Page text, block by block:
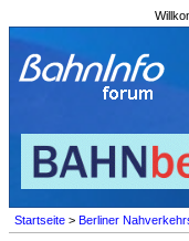
Startseite > Berliner